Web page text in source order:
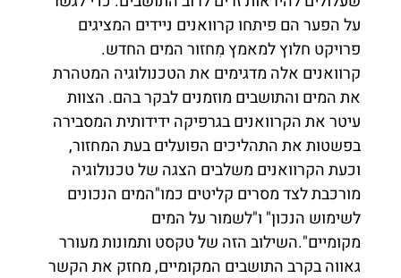
על הפער הם פיתחו קרוואנים ניידים המציגים
פרויקט חלוץ למאמץ מִחזור המים החדש.
קרוואנים אלה מדגימים את הטכנולוגיה המטהרת
את המים והתושבים מוזמנים לבקר בהם. הצוות
עיטר את הקרוואנים בגרפיקה ידידותית המסבירה
בפשטות את התהליכים הפועלים בעת המחזור,
וכעת הקרוואנים משלבים הצגה של טכנולוגיה
מורכבת לצד מסרים קליטים כמו"המים הנכונים
לשימוש הנכון" ו"לשמור על המים
מקומיים".השילוב הזה של טקסט ותמונות מעורר
גאווה בקרב התושבים המקומיים, מחזק את הקשר